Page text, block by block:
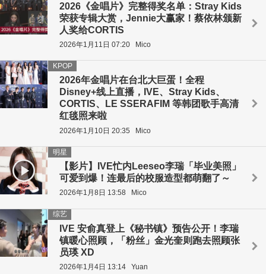
2026《金唱片》完整得奖名单：Stray Kids
荣获专辑大赏，Jennie大赢家！蔡依林颁新
人奖给CORTIS
2026年1月11日 07:20 Mico
2026年金唱片在台北大巨蛋！全程
Disney+线上直播，IVE、Stray Kids、
CORTIS、LE SSERAFIM 等韩团歌手高清
红毯照来啦
KPOP
2026年1月10日 20:35 Mico
【影片】IVE忙内Leeseo李瑞「毕业美照」
可爱到爆！连最后的校服造型都萌翻了～
明星
2026年1月8日 13:58 Mico
IVE 安俞真登上《秘书镇》预告公开！李瑞
镇暖心照顾，「粉丝」金光奎则跑去照顾张
员瑛 XD
综艺
2026年1月4日 13:14 Yuan